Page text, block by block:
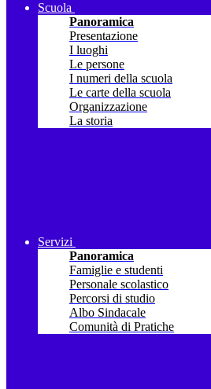
Scuola
Panoramica
Presentazione
I luoghi
Le persone
I numeri della scuola
Le carte della scuola
Organizzazione
La storia
Servizi
Panoramica
Famiglie e studenti
Personale scolastico
Percorsi di studio
Albo Sindacale
Comunità di Pratiche